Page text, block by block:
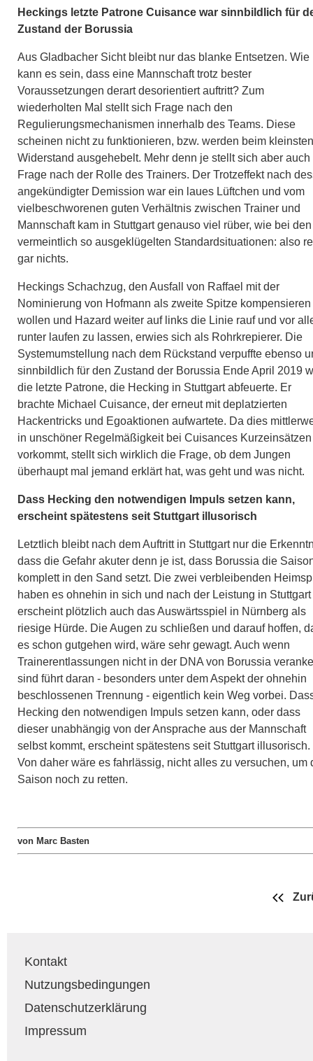
Heckings letzte Patrone Cuisance war sinnbildlich für
Zustand der Borussia
Aus Gladbacher Sicht bleibt nur das blanke Entsetzen. Wie
kann es sein, dass eine Mannschaft trotz bester
Voraussetzungen derart desorientiert auftritt? Zum
wiederholten Mal stellt sich Frage nach den
Regulierungsmechanismen innerhalb des Teams. Diese
scheinen nicht zu funktionieren, bzw. werden beim kleinsten
Widerstand ausgehebelt. Mehr denn je stellt sich aber auch
Frage nach der Rolle des Trainers. Der Trotzeffekt nach
angekündigter Demission war ein laues Lüftchen und vom
vielbeschworenen guten Verhältnis zwischen Trainer und
Mannschaft kam in Stuttgart genauso viel rüber, wie bei den
vermeintlich so ausgeklügelten Standardsituationen: also
gar nichts.
Heckings Schachzug, den Ausfall von Raffael mit der
Nominierung von Hofmann als zweite Spitze kompensieren
wollen und Hazard weiter auf links die Linie rauf und vor
runter laufen zu lassen, erwies sich als Rohrkrepierer. Die
Systemumstellung nach dem Rückstand verpuffte ebenso
sinnbildlich für den Zustand der Borussia Ende April 2019
die letzte Patrone, die Hecking in Stuttgart abfeuerte. Er
brachte Michael Cuisance, der erneut mit deplatzierten
Hackentricks und Egoaktionen aufwartete. Da dies
in unschöner Regelmäßigkeit bei Cuisances Kurzeinsätzen
vorkommt, stellt sich wirklich die Frage, ob dem Jungen
überhaupt mal jemand erklärt hat, was geht und was nicht.
Dass Hecking den notwendigen Impuls setzen kann,
erscheint spätestens seit Stuttgart illusorisch
Letztlich bleibt nach dem Auftritt in Stuttgart nur die
dass die Gefahr akuter denn je ist, dass Borussia die
komplett in den Sand setzt. Die zwei verbleibenden
haben es ohnehin in sich und nach der Leistung in Stuttgart
erscheint plötzlich auch das Auswärtsspiel in Nürnberg als
riesige Hürde. Die Augen zu schließen und darauf hoffen,
es schon gutgehen wird, wäre sehr gewagt. Auch wenn
Trainerentlassungen nicht in der DNA von Borussia
sind führt daran - besonders unter dem Aspekt der ohnehin
beschlossenen Trennung - eigentlich kein Weg vorbei.
Hecking den notwendigen Impuls setzen kann, oder dass
dieser unabhängig von der Ansprache aus der Mannschaft
selbst kommt, erscheint spätestens seit Stuttgart illusorisch.
Von daher wäre es fahrlässig, nicht alles zu versuchen, um
Saison noch zu retten.
von Marc Basten
Kontakt
Nutzungsbedingungen
Datenschutzerklärung
Impressum